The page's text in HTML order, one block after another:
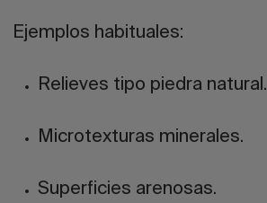
Ejemplos habituales:
Relieves tipo piedra natural.
Microtexturas minerales.
Superficies arenosas.